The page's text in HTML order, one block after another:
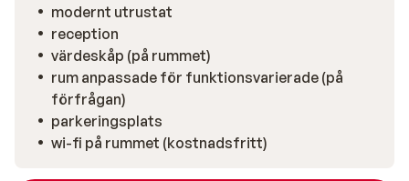
modernt utrustat
reception
värdeskåp (på rummet)
rum anpassade för funktionsvarierade (på
förfrågan)
parkeringsplats
wi-fi på rummet (kostnadsfritt)